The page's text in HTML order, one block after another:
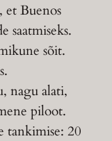
et Buenos
saatmiseks.
sõit.
nagu alati,
piloot.
tankimise: 20